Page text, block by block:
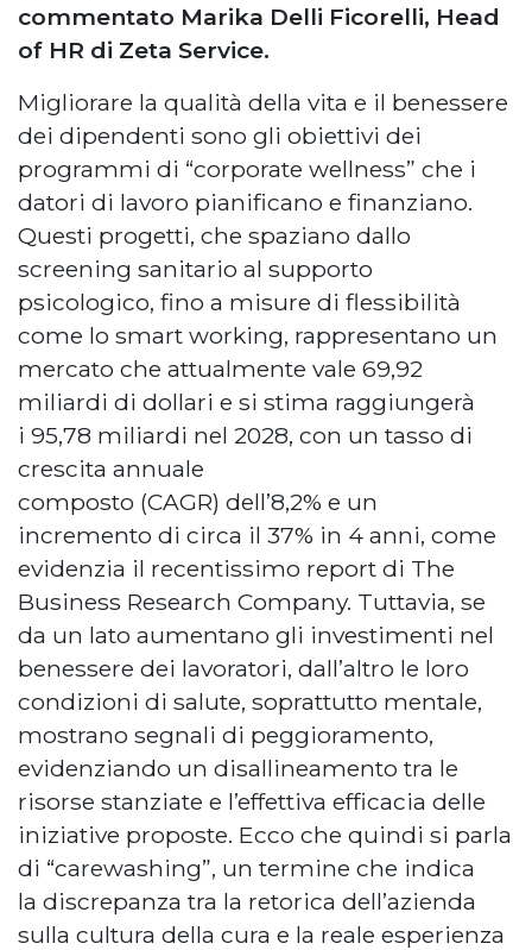
commentato Marika Delli Ficorelli, Head
of HR di Zeta Service.
Migliorare la qualità della vita e il benessere
dei dipendenti sono gli obiettivi dei
programmi di “corporate wellness” che i
datori di lavoro pianificano e finanziano.
Questi progetti, che spaziano dallo
screening sanitario al supporto
psicologico, fino a misure di flessibilità
come lo smart working, rappresentano un
mercato che attualmente vale 69,92
miliardi di dollari e si stima raggiungerà
i 95,78 miliardi nel 2028, con un tasso di
crescita annuale
composto (CAGR) dell’8,2% e un
incremento di circa il 37% in 4 anni, come
evidenzia il recentissimo report di The
Business Research Company. Tuttavia, se
da un lato aumentano gli investimenti nel
benessere dei lavoratori, dall’altro le loro
condizioni di salute, soprattutto mentale,
mostrano segnali di peggioramento,
evidenziando un disallineamento tra le
risorse stanziate e l’effettiva efficacia delle
iniziative proposte. Ecco che quindi si parla
di “carewashing”, un termine che indica
la discrepanza tra la retorica dell’azienda
sulla cultura della cura e la reale esperienza